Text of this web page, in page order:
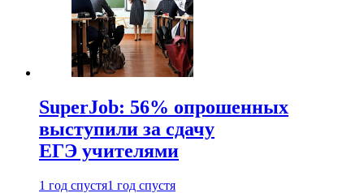
SuperJob: 56% опрошенных
выступили за сдачу
ЕГЭ учителями
1 год спустя1 год спустя